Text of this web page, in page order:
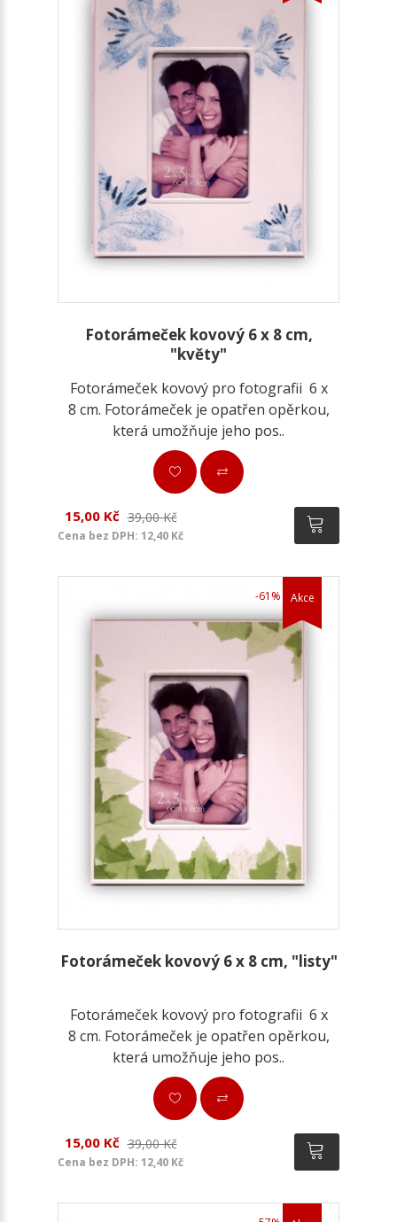
Fotorámeček kovový 6 x 8 cm,
"květy"
Fotorámeček kovový pro fotografii 6 x
8 cm. Fotorámeček je opatřen opěrkou,
která umožňuje jeho pos..
15,00 Kč 39,00 Kč
Cena bez DPH: 12,40 Kč
Akce
-61%
Fotorámeček kovový 6 x 8 cm, "listy"
Fotorámeček kovový pro fotografii 6 x
8 cm. Fotorámeček je opatřen opěrkou,
která umožňuje jeho pos..
15,00 Kč 39,00 Kč
Cena bez DPH: 12,40 Kč